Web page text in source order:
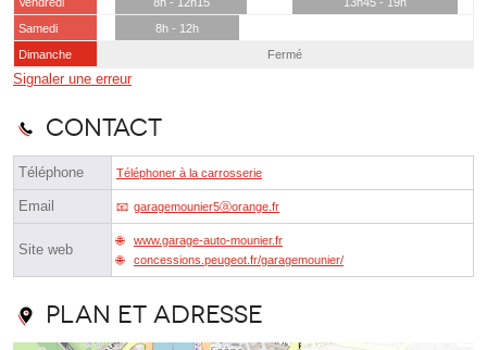
Samedi
8h - 12h
Dimanche
Fermé
Signaler une erreur
Contact
Téléphone Téléphoner à la carrosserie
Email garagemounier5ⓐorange.fr
Site web
www.garage-auto-mounier.fr
concessions.peugeot.fr/garagemounier/
Plan et adresse